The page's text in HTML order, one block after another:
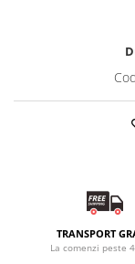
TRANSPORT
La comenzi peste